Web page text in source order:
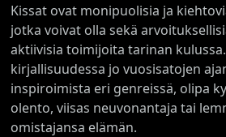
Kissat ovat monipuolisia ja
jotka voivat olla sekä
aktiivisia toimijoita tarinan
kirjallisuudessa jo vuosisatojen
inspiroimista eri genreissä, olipa
olento, viisas neuvonantaja tai
omistajansa elämän.